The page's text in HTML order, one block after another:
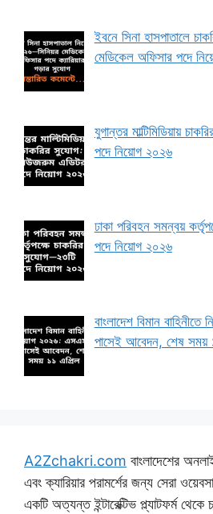
ইবনে সিনা হাসপাতালে
মেডিকেল অফিসার পদে
যুগান্তর মাল্টিমিডিয়ায়
পদে নিয়োগ ২০২৬
ঢাকা পরিবহন সমন্বয়
পদে নিয়োগ ২০২৬
বাংলাদেশ বিমান
পাসেই আবেদন, শেষ সময়
A2Zchakri.com বাংলাদেশের
এবং ক্যারিয়ার পরামর্শের জন্য সেরা
একটি অত্যন্ত ইন্টারেক্টিভ প্ল্যাটফর্ম থেকে